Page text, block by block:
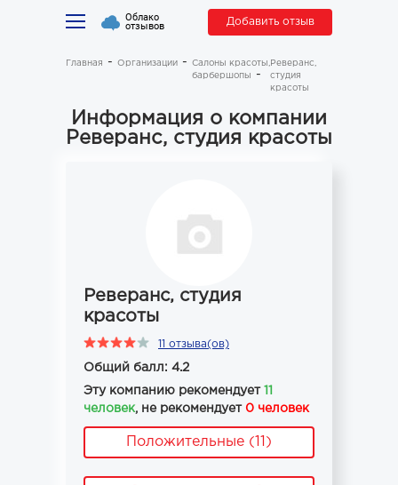
Облако
отзывов Добавить отзыв
Главная Организации
Салоны красоты,
барбершопы
Реверанс,
студия
красоты
Информация о компании
Реверанс, студия красоты
Реверанс, студия
красоты
11 отзыва(ов)
Общий балл: 4.2
Эту компанию рекомендует 11
человек, не рекомендует 0 человек
Положительные (11)